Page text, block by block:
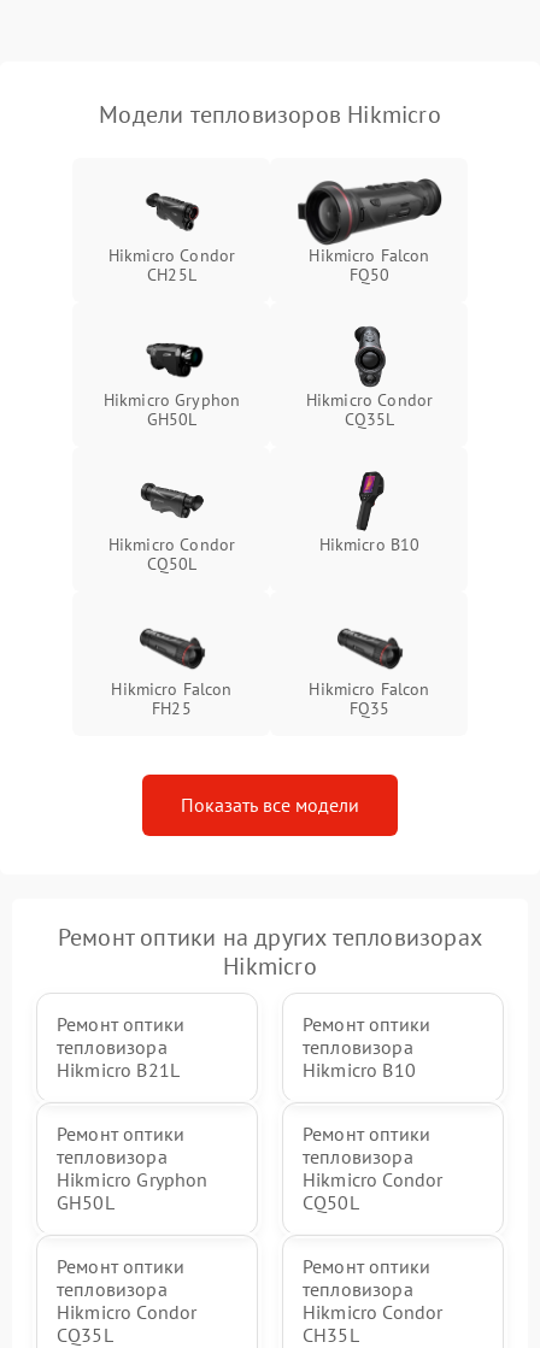
Модели тепловизоров Hikmicro
Hikmicro Condor
CH25L
Hikmicro Falcon
FQ50
Hikmicro Gryphon
GH50L
Hikmicro Condor
CQ35L
Hikmicro Condor
CQ50L
Hikmicro B10
Hikmicro Falcon
FH25
Hikmicro Falcon
FQ35
Показать все модели
Ремонт оптики на других тепловизорах
Hikmicro
Ремонт оптики
тепловизора
Hikmicro B21L
Ремонт оптики
тепловизора
Hikmicro B10
Ремонт оптики
тепловизора
Hikmicro Gryphon
GH50L
Ремонт оптики
тепловизора
Hikmicro Condor
CQ50L
Ремонт оптики
тепловизора
Hikmicro Condor
CQ35L
Ремонт оптики
тепловизора
Hikmicro Condor
CH35L